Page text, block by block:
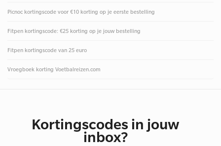
Picnoc kortingscode voor €10 korting op je eerste bestelling
Fitpen kortingscode: €25 korting op je jouw bestelling
Fitpen kortingscode van 25 euro
Vroegboek korting Voetbalreizen.com
Kortingscodes in jouw
inbox?